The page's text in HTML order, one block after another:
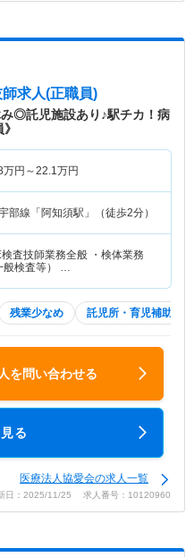
求人(正職員)
み◎託児施設あり♪駅チカ！病
万円～22.1万円
部線「阿知須駅」（徒歩2分）
検査技師業務全般 ・検体業務
般検査等） …
残業少なめ 託児所・育児補助
を問い合わせる
る
医療法人協愛会の求人一覧
日：2025/11/25 求人番号：10120960